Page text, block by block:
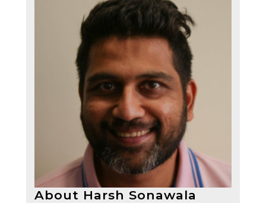
About Harsh Sonawala